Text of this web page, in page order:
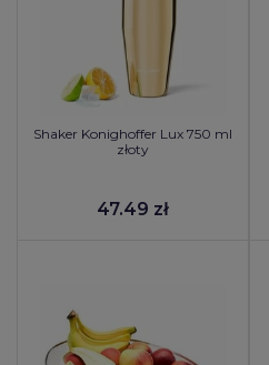
Shaker Konighoffer Lux 750 ml
złoty
47.49 zł